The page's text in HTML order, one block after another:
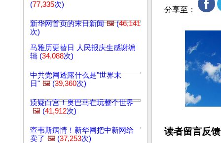
(77,335次)
新华网首页的末日新闻 🖼️(46,141
次)
马雅历更替日 人民报庆生感谢编
辑 (34,088次)
中共党网透露什么是"世界末
日" 🖼️ (39,360次)
质疑白宫！奥巴马在玩整个世界
🖼️ (41,912次)
查韦斯病情！新华网把中新网给
卖了 🖼️ (37,253次)
分享至：
读者留言反